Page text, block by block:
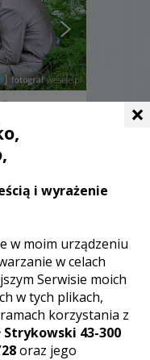
(2 opinie)
nie tylko dla
pokoleń.
po
to część
×
i wyrażenie
w moim urządzeniu
w celach
Serwisie moich
w tych plikach,
korzystania z
43-300
oraz jego